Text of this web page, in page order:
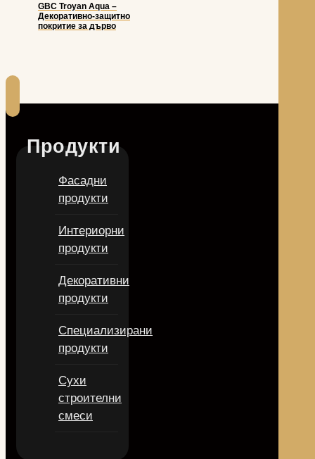
GBC Troyan Aqua –
Декоративно-защитно
покритие за дърво
Продукти
Фасадни
продукти
Интериорни
продукти
Декоративни
продукти
Специализирани
продукти
Сухи
строителни
смеси